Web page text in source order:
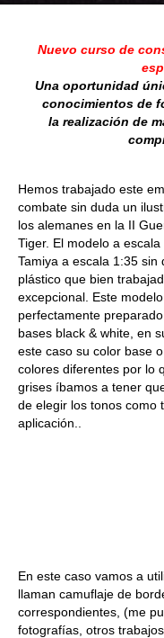
Nuevo curso de
Una oportunidad
conocimientos de
la realización de
Hemos trabajado este
combate sin duda un
los alemanes en la II
Tiger. El modelo a
Tamiya a escala 1:35
plástico que bien
excepcional. Este
perfectamente
bases black & white , en
este caso su color base
colores diferentes por lo
grises íbamos a tener
de elegir los tonos como
aplicación..
En este caso vamos a
llaman camuflaje de
correspondientes, (me
fotografías, otros